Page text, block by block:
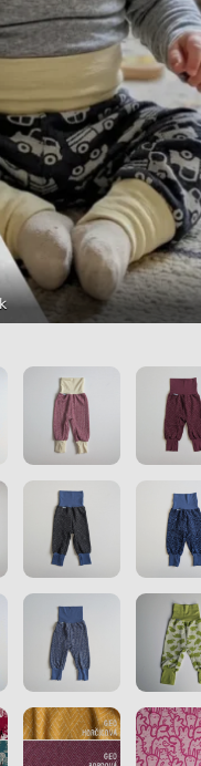
Roláky
Ležérne tričká
Nadrozmerné tričká
Všetko
Kukly a čiapky
Vaky na spanie a
Capačky, rukavičky,
štucne
Všetko